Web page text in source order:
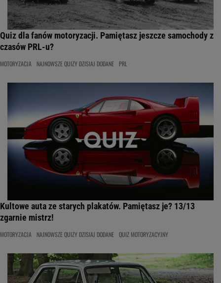
Quiz dla fanów motoryzacji. Pamiętasz jeszcze samochody z
czasów PRL-u?
MOTORYZACJA NAJNOWSZE QUIZY DZISIAJ DODANE PRL
Kultowe auta ze starych plakatów. Pamiętasz je? 13/13
zgarnie mistrz!
MOTORYZACJA NAJNOWSZE QUIZY DZISIAJ DODANE QUIZ MOTORYZACYJNY